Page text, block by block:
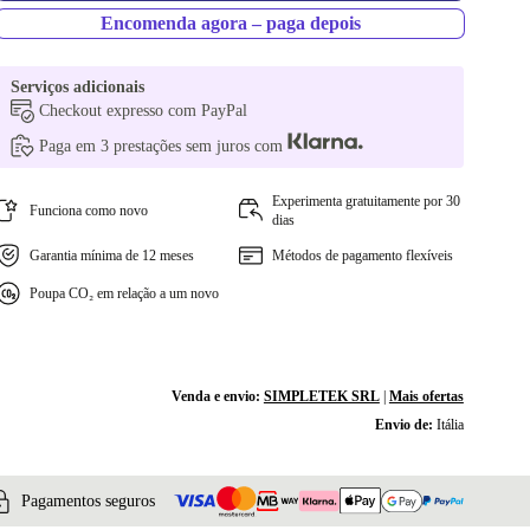
Encomenda agora – paga depois
Serviços adicionais
Checkout expresso com PayPal
Paga em 3 prestações sem juros com
Funciona como novo
Experimenta gratuitamente por 30
dias
Garantia mínima de 12 meses Métodos de pagamento flexíveis
Poupa CO₂ em relação a um novo
Venda e envio: SIMPLETEK SRL| Mais ofertas
Envio de: Itália
Pagamentos seguros